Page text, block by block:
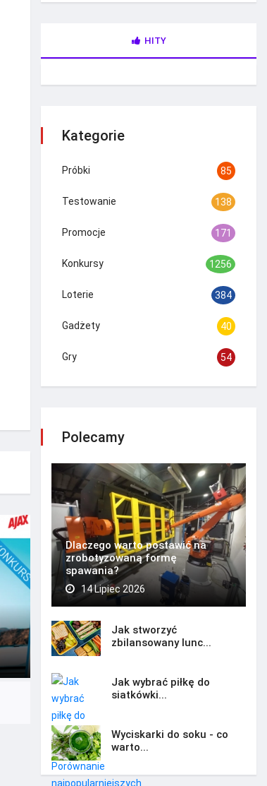
HITY
Kategorie
Próbki 85
Testowanie 138
Promocje 171
Konkursy 1256
Loterie 384
Gadżety 40
Gry 54
Polecamy
Dlaczego warto postawić na
zrobotyzowaną formę
spawania?
14 Lipiec 2026
Jak stworzyć
zbilansowany lunc...
Jak wybrać piłkę do
siatkówki...
Wyciskarki do soku - co
warto...